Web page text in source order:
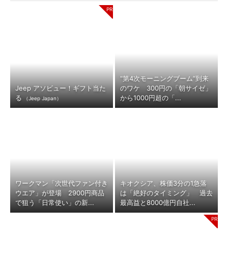
Jeep アソビュー！ギフト当た
る
（Jeep Japan）
“第4次モーニングブーム”到来
のワケ 300円の「朝サイゼ」
から1000円超の「...
ワークマン「次世代ファン付き
ウエア」が登場 2900円商品
で狙う「日常使い」の新...
キオクシア、株価3分の1急落
は「絶好のタイミング」 過去
最高益と8000億円自社...